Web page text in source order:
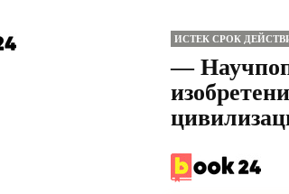
ИСТЕК СРОК
—